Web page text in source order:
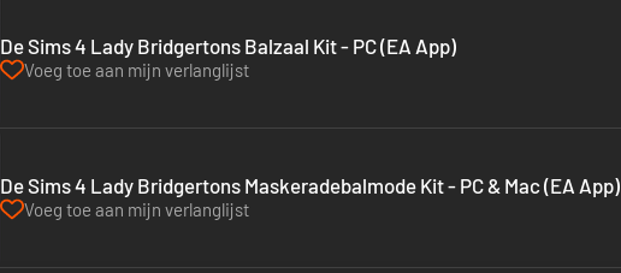
De Sims 4 Lady Bridgertons Balzaal Kit - PC (EA App)
Voeg toe aan mijn verlanglijst
De Sims 4 Lady Bridgertons Maskeradebalmode Kit - PC & Mac (EA App)
Voeg toe aan mijn verlanglijst